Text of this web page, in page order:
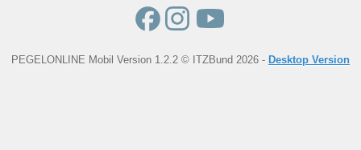
PEGELONLINE Mobil Version 1.2.2 © ITZBund 2026 - Desktop Version